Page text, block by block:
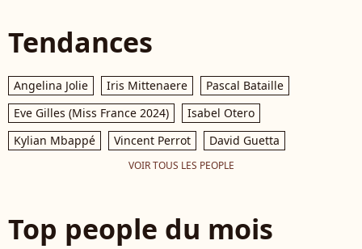
Tendances
Angelina Jolie Iris Mittenaere
Pascal Bataille
Eve Gilles (Miss France 2024)
Isabel Otero
Kylian Mbappé
Vincent Perrot David Guetta
VOIR TOUS LES PEOPLE
Top people du mois